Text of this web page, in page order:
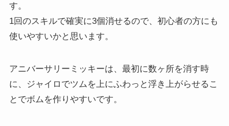
す。
1回のスキルで確実に3個消せるので、初心者の方にも
使いやすいかと思います。
アニバーサリーミッキーは、最初に数ヶ所を消す時
に、ジャイロでツムを上にふわっと浮き上がらせるこ
とでボムを作りやすいです。